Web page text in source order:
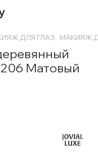
ДЛЯ ГЛАЗ МАКИЯЖ
206 Матовый